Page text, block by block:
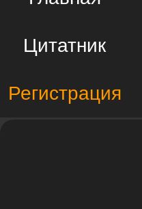
Цитатник
Регистрация